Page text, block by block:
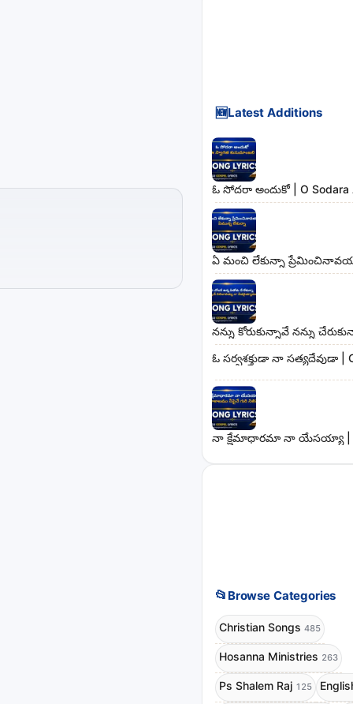
🆕Latest Additions
ఓ సోదరా అందుకో | O Sodara
ఏ మంచి లేకున్నా ప్రేమించినావయ్యా
నన్ను కోరుకున్నావే నన్ను
ఓ సర్వశక్తుడా నా సత్యదేవుడా |
నా క్షేమాధారమా నా యేసయ్యా | Naa
📂 Browse Categories
Christian Songs 485
Hosanna Ministries 263
Ps Shalem Raj 125